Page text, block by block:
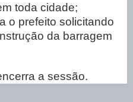
toda cidade;
o prefeito solicitando
da barragem
a sessão.